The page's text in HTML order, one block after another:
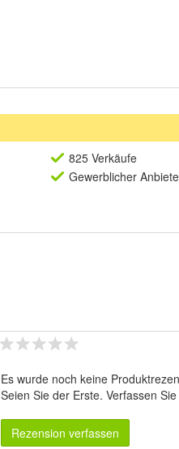
825 Verkäufe
Gewerblicher
Es wurde noch keine
Seien Sie der Erste. Verfassen
Rezension verfassen